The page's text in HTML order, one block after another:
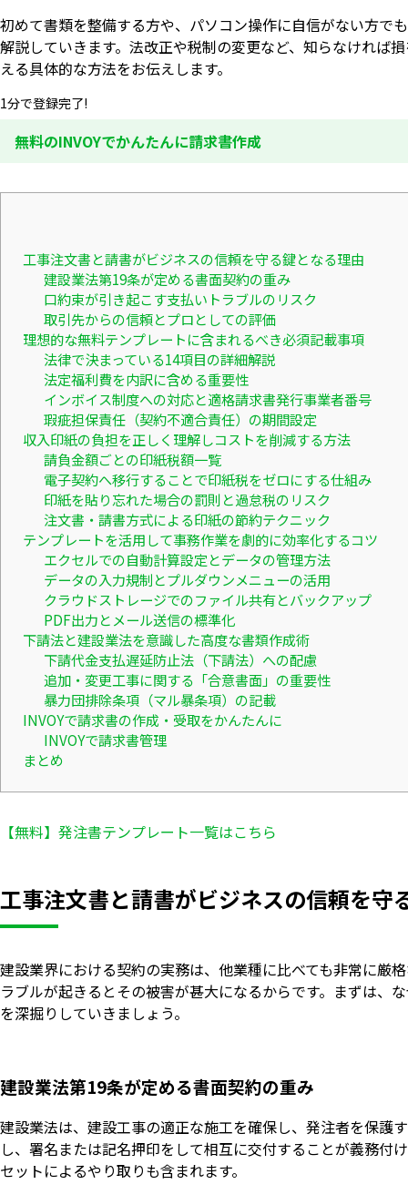
初めて書類を整備する方や、パソコン操作に自信がない方で
解説していきます。法改正や税制の変更など、知らなければ
える具体的な方法をお伝えします。
1分で登録完了!
無料のINVOYでかんたんに請求書作成
工事注文書と請書がビジネスの信頼を守る鍵となる理由
建設業法第19条が定める書面契約の重み
口約束が引き起こす支払いトラブルのリスク
取引先からの信頼とプロとしての評価
理想的な無料テンプレートに含まれるべき必須記載事項
法律で決まっている14項目の詳細解説
法定福利費を内訳に含める重要性
インボイス制度への対応と適格請求書発行事業者番号
瑕疵担保責任（契約不適合責任）の期間設定
収入印紙の負担を正しく理解しコストを削減する方法
請負金額ごとの印紙税額一覧
電子契約へ移行することで印紙税をゼロにする仕組み
印紙を貼り忘れた場合の罰則と過怠税のリスク
注文書・請書方式による印紙の節約テクニック
テンプレートを活用して事務作業を劇的に効率化するコツ
エクセルでの自動計算設定とデータの管理方法
データの入力規制とプルダウンメニューの活用
クラウドストレージでのファイル共有とバックアップ
PDF出力とメール送信の標準化
下請法と建設業法を意識した高度な書類作成術
下請代金支払遅延防止法（下請法）への配慮
追加・変更工事に関する「合意書面」の重要性
暴力団排除条項（マル暴条項）の記載
INVOYで請求書の作成・受取をかんたんに
INVOYで請求書管理
まとめ
【無料】発注書テンプレート一覧はこちら
工事注文書と請書がビジネスの信頼を守
建設業界における契約の実務は、他業種に比べても非常に厳
ラブルが起きるとその被害が甚大になるからです。まずは、
を深掘りしていきましょう。
建設業法第19条が定める書面契約の重み
建設業法は、建設工事の適正な施工を確保し、発注者を保護
し、署名または記名押印をして相互に交付することが義務付
セットによるやり取りも含まれます。